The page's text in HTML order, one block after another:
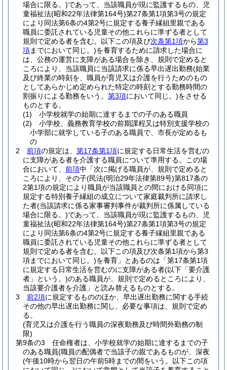
場合に限る。)であって、当該職員が現に監護するもの、児
童福祉法(昭和22年法律第164号)第27条第1項第3号の規定
により同法第6条の4第2号に規定する養子縁組里親である
職員に委託されている児童その他これらに準ずる者として
規則で定める者を含む。以下この項及び次条第1項から第3
項までにおいて同じ。)を養育するために請求した場合に
は、公務の運営に支障がある場合を除き、規則で定めると
ころにより、当該職員に当該請求に係る早出遅出勤務(始業
及び終業の時刻を、職員が育児又は介護を行うためのもの
としてあらかじめ定められた特定の時刻とする勤務時間の
割振りによる勤務をいう。 第3項において同じ。)をさせる
ものとする。
(1)
小学校就学の始期に達するまでの子のある職員
(2)
小学校、義務教育学校の前期課程又は特別支援学校の
小学部に就学している子のある職員で、市長が定めるも
の
2
前項の規定は、 第17条第1項に規定する日常生活を営むの
に支障がある者を介護する職員について準用する。
この場
合において、 前項中「次に掲げる職員が、規則で定めると
ころにより、その子(民法(明治29年法律第89号)第817条の
2第1項の規定により職員が当該職員との間における同項に
規定する特別養子縁組の成立について家庭裁判所に請求し
た者(当該請求に係る家事審判事件が裁判所に係属している
場合に限る。)であって、当該職員が現に監護するもの、児
童福祉法(昭和22年法律第164号)第27条第1項第3号の規定
により同法第6条の4第2号に規定する養子縁組里親である
職員に委託されている児童その他これらに準ずる者として
規則で定める者を含む。以下この項及び次条第1項から第3
項までにおいて同じ。)を養育」とあるのは「第17条第1項
に規定する日常生活を営むのに支障がある者(以下「要介護
者」という。)のある職員が、規則で定めるところにより、
当該要介護者を介護」と読み替えるものとする。
3
前2項に規定するもののほか、早出遅出勤務に関する手続
その他の早出遅出勤務に関し、必要な事項は、規則で定め
る。
(育児又は介護を行う職員の深夜勤務及び時間外勤務の制
限)
第9条の3
任命権者は、小学校就学の始期に達するまでの子
のある職員(職員の配偶者で当該子の親であるものが、深夜
(午後10時から翌日の午前5時までの間をいう。以下この項